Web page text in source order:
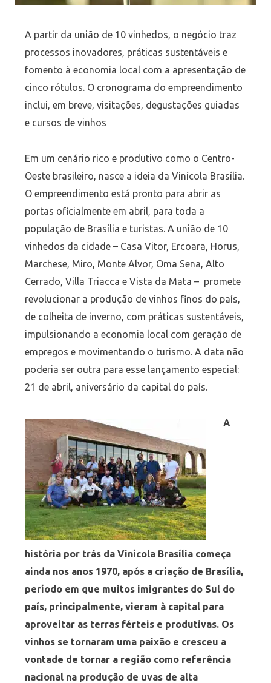
A partir da união de 10 vinhedos, o negócio traz
processos inovadores, práticas sustentáveis e
fomento à economia local com a apresentação de
cinco rótulos. O cronograma do empreendimento
inclui, em breve, visitações, degustações guiadas
e cursos de vinhos
Em um cenário rico e produtivo como o Centro-
Oeste brasileiro, nasce a ideia da Vinícola Brasília.
O empreendimento está pronto para abrir as
portas oficialmente em abril, para toda a
população de Brasília e turistas. A união de 10
vinhedos da cidade – Casa Vitor, Ercoara, Horus,
Marchese, Miro, Monte Alvor, Oma Sena, Alto
Cerrado, Villa Triacca e Vista da Mata – promete
revolucionar a produção de vinhos finos do país,
de colheita de inverno, com práticas sustentáveis,
impulsionando a economia local com geração de
empregos e movimentando o turismo. A data não
poderia ser outra para esse lançamento especial:
21 de abril, aniversário da capital do país.
A
história por trás da Vinícola Brasília começa
ainda nos anos 1970, após a criação de Brasília,
período em que muitos imigrantes do Sul do
país, principalmente, vieram à capital para
aproveitar as terras férteis e produtivas. Os
vinhos se tornaram uma paixão e cresceu a
vontade de tornar a região como referência
nacional na produção de uvas de alta